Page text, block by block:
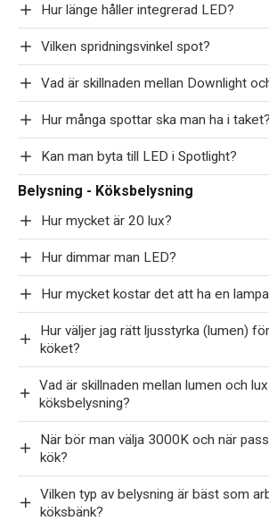
Hur länge håller integrerad LED?
Vilken spridningsvinkel spot?
Vad är skillnaden mellan Downlight
Hur många spottar ska man ha i taket?
Kan man byta till LED i Spotlight?
Belysning - Köksbelysning
Hur mycket är 20 lux?
Hur dimmar man LED?
Hur mycket kostar det att ha en
Hur väljer jag rätt ljusstyrka (lumen)
köket?
Vad är skillnaden mellan lumen och
köksbelysning?
När bör man välja 3000K och när
kök?
Vilken typ av belysning är bäst som
köksbänk?